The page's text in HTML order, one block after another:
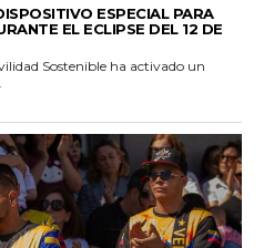
ESPECIAL PARA
EL ECLIPSE DEL 12 DE
Sostenible ha activado un